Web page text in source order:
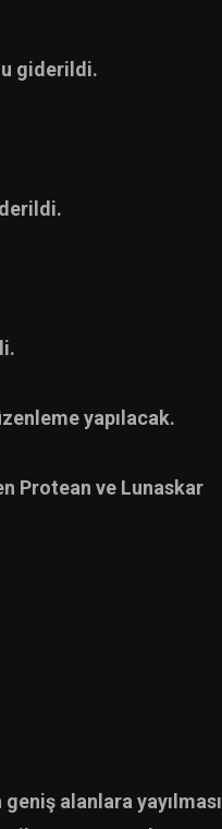
giderildi.
yapılacak.
Protean ve Lunaskar
alanlara yayılması